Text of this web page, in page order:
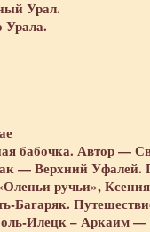
Урал.
бабочка. Автор —
Верхний Уфалей.
ручьи», Ксения
Илецк – Аркаим —